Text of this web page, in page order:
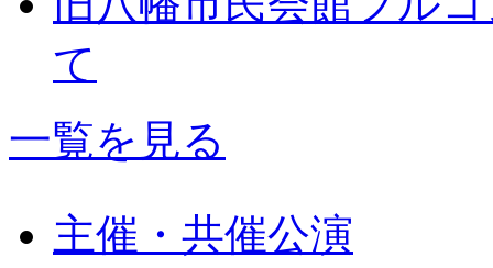
て
一覧を見る
主催・共催公演